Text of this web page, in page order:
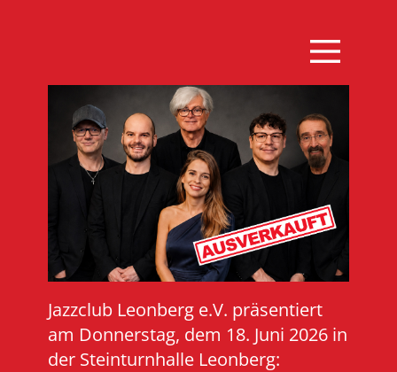
Jazzclub Leonberg e.V. präsentiert
am Donnerstag, dem 18. Juni 2026 in
der Steinturnhalle Leonberg: